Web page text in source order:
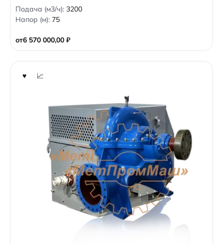
от6 570 000,00 ₽
0
o
u
f
5
Подача (м3/ч): 3200
Напор (м): 75